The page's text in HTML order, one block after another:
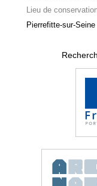
Lieu de
Pierrefitte-sur-Seine